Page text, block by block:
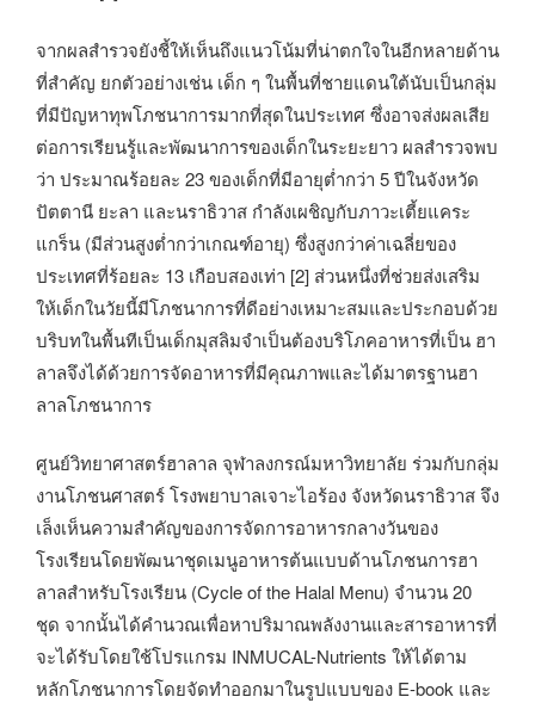
จากผลสำรวจยังชี้ให้เห็นถึงแนวโน้มที่น่าตกใจในอีกหลายด้าน
ที่สำคัญ ยกตัวอย่างเช่น เด็ก ๆ ในพื้นที่ชายแดนใต้นับเป็นกลุ่ม
ที่มีปัญหาทุพโภชนาการมากที่สุดในประเทศ ซึ่งอาจส่งผลเสีย
ต่อการเรียนรู้และพัฒนาการของเด็กในระยะยาว ผลสำรวจพบ
ว่า ประมาณร้อยละ 23 ของเด็กที่มีอายุต่ำกว่า 5 ปีในจังหวัด
ปัตตานี ยะลา และนราธิวาส กำลังเผชิญกับภาวะเตี้ยแคระ
แกร็น (มีส่วนสูงต่ำกว่าเกณฑ์อายุ) ซึ่งสูงกว่าค่าเฉลี่ยของ
ประเทศที่ร้อยละ 13 เกือบสองเท่า [2] ส่วนหนึ่งที่ช่วยส่งเสริม
ให้เด็กในวัยนี้มีโภชนาการที่ดีอย่างเหมาะสมและประกอบด้วย
บริบทในพื้นทีเป็นเด็กมุสลิมจำเป็นต้องบริโภคอาหารที่เป็น ฮา
ลาลจึงได้ด้วยการจัดอาหารที่มีคุณภาพและได้มาตรฐานฮา
ลาลโภชนาการ
ศูนย์วิทยาศาสตร์ฮาลาล จุฬาลงกรณ์มหาวิทยาลัย ร่วมกับกลุ่ม
งานโภชนศาสตร์ โรงพยาบาลเจาะไอร้อง จังหวัดนราธิวาส จึง
เล็งเห็นความสำคัญของการจัดการอาหารกลางวันของ
โรงเรียนโดยพัฒนาชุดเมนูอาหารต้นแบบด้านโภชนการฮา
ลาลสำหรับโรงเรียน (Cycle of the Halal Menu) จำนวน 20
ชุด จากนั้นได้คำนวณเพื่อหาปริมาณพลังงานและสารอาหารที่
จะได้รับโดยใช้โปรแกรม INMUCAL-Nutrients ให้ได้ตาม
หลักโภชนาการโดยจัดทำออกมาในรูปแบบของ E-book และ